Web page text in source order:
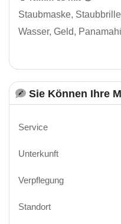
Staubmaske,
Wasser, Geld,
Sie Können Ihre
Service
Unterkunft
Verpflegung
Standort